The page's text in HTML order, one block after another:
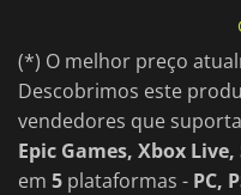
(*) O melhor preço
Descobrimos este
vendedores que
Epic Games, Xbox
em 5 plataformas - PC,